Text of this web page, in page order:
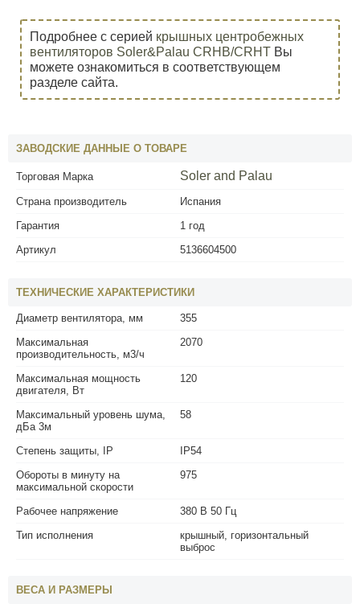
Подробнее с серией крышных центробежных
вентиляторов Soler&Palau CRHB/CRHT Вы
можете ознакомиться в соответствующем
разделе сайта.
ЗАВОДСКИЕ ДАННЫЕ О ТОВАРЕ
Торговая Марка Soler and Palau
Страна производитель
Испания
Гарантия
1 год
Артикул
5136604500
ТЕХНИЧЕСКИЕ ХАРАКТЕРИСТИКИ
Диаметр вентилятора, мм
355
Максимальная
производительность, м3/ч
2070
Максимальная мощность
двигателя, Вт
120
Максимальный уровень шума,
дБа 3м
58
Степень защиты, IP
IP54
Обороты в минуту на
максимальной скорости
975
Рабочее напряжение
380 В 50 Гц
Тип исполнения
крышный, горизонтальный
выброс
ВЕСА И РАЗМЕРЫ